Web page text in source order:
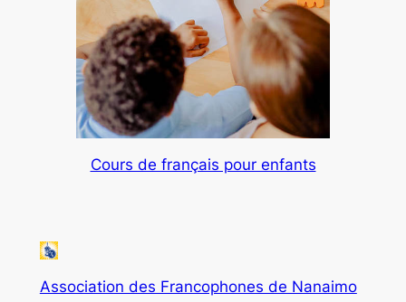
Cours de français pour enfants
Association des Francophones de Nanaimo